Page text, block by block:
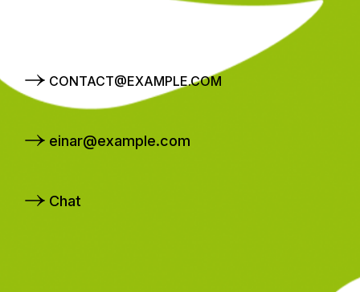
CONTACT@EXAMPLE.COM
einar@example.com
Chat